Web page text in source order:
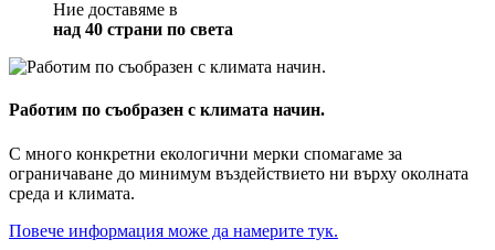
Ние доставяме в
над 40 страни по света
Работим по съобразен с климата начин.
С много конкретни екологични мерки спомагаме за
ограничаване до минимум въздействието ни върху околната
среда и климата.
Повече информация може да намерите тук.